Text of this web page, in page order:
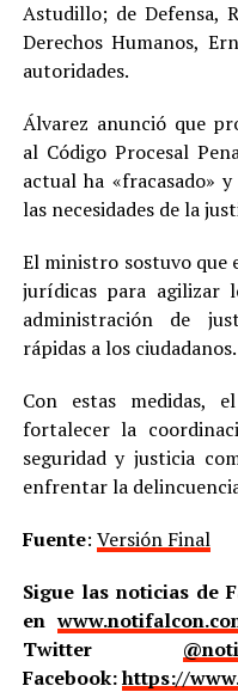
Astudillo; de Defensa,
Derechos Humanos,
autoridades.
Álvarez anunció que
al Código Procesal
actual ha «fracasado»
las necesidades de la
El ministro sostuvo que
jurídicas para agilizar
administración de
rápidas a los ciudadanos.
Con estas medidas,
fortalecer la
seguridad y justicia
enfrentar la
Fuente: Versión Final
Sigue las noticias de
en
Twitter
Facebook:https://